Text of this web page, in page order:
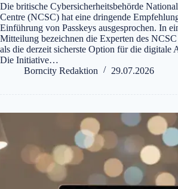
Die britische Cybersicherheitsbehörde
Centre (NCSC) hat eine dringende
Einführung von Passkeys ausgesprochen. In
Mitteilung bezeichnen die Experten des
als die derzeit sicherste Option für die digitale
Die Initiative…
Borncity Redaktion
29.07.2026